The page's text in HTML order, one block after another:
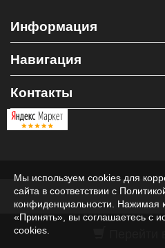
Информация
Навигация
Контакты
Мы используем cookies для
сайта в соответствии с
конфиденциальности . Нажимая
«Принять», вы соглашаетесь с
cookies.